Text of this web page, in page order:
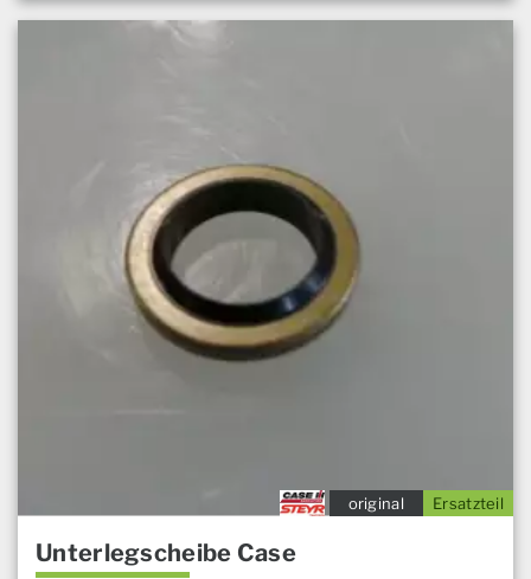
Ersatzteil
original
Unterlegscheibe Case